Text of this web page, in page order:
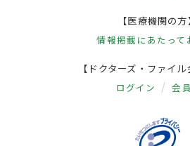
【医療機関の方
情報掲載にあたって
【ドクターズ・ファイル
ログイン 会